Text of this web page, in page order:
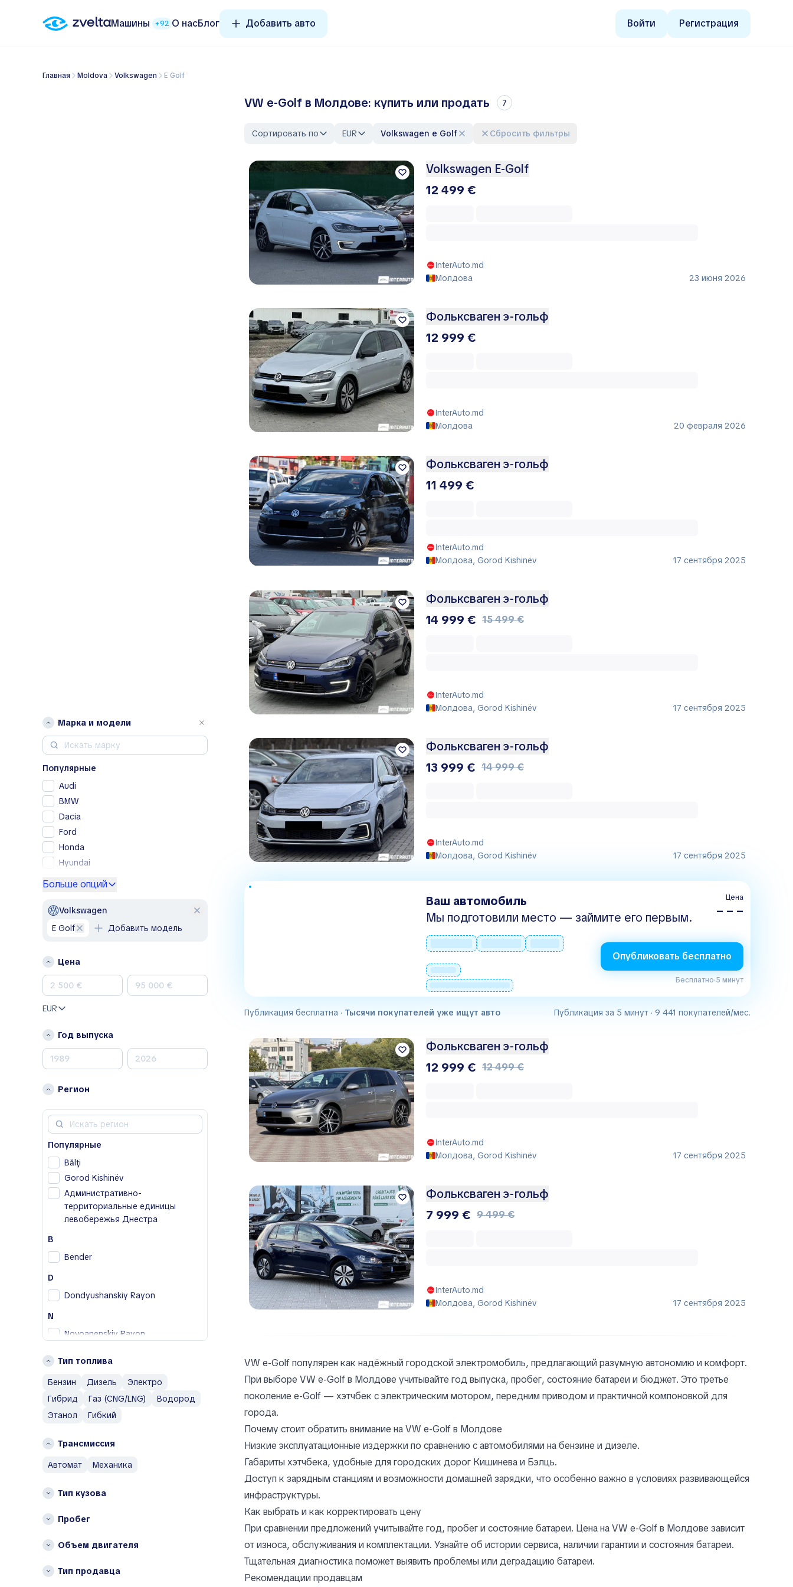
Машины +92 О насБлог Добавить авто Войти Регистрация
Главная Moldova Volkswagen e Golf
Марка и модели
Популярные
Audi
BMW
Dacia
Ford
Honda
Hyundai
Mercedes-Benz
Nissan
Renault
Volkswagen
Volvo
A
Acura
Aston Martin
Avatr
BAIC
Bentley
Bestune
Buick
C
Chery
Chrysler
Cupra
D
Daewoo
Denza
DongFeng
DS
Fiat
G
Genesis
Больше опций
Volkswagen
e Golf
Добавить модель
Цена
EUR
Год выпуска
Регион
Популярные
Bălţi
Gorod Kishinëv
Административно-
территориальные единицы
левобережья Днестра
B
Bender
D
Dondyushanskiy Rayon
N
Novoanenskiy Rayon
R
Гагаузия
Фалештский район
Я
Bessarabskiy Rayon
Călăraşi
Chimishliyskiy Rayon
Тип топлива
Бензин
Дизель
Электро
Гибрид
Газ (CNG/LNG)
Водород
Этанол
Гибкий
Трансмиссия
автомат
механика
Тип кузова
Пробег
Объем двигателя
Тип продавца
VW e-Golf в Молдове: купить или продать 7
Сортировать по EUR Volkswagen e Golf Сбросить фильтры
Volkswagen E-Golf
12 499 €
InterAuto.md
Молдова
23 июня 2026
Фольксваген э-гольф
12 999 €
InterAuto.md
Молдова
20 февраля 2026
Фольксваген э-гольф
11 499 €
InterAuto.md
Молдова, Gorod Kishinëv
17 сентября 2025
Фольксваген э-гольф
14 999 € 15 499 €
InterAuto.md
Молдова, Gorod Kishinëv
17 сентября 2025
Фольксваген э-гольф
13 999 € 14 999 €
InterAuto.md
Молдова, Gorod Kishinëv
17 сентября 2025
Ваш автомобиль
Мы подготовили место — займите его первым.
Цена
– – –
Опубликовать бесплатно
Бесплатно·5 минут
Публикация бесплатна · Тысячи покупателей уже ищут авто Публикация за 5 минут · 9 441 покупателей/мес.
Фольксваген э-гольф
12 999 € 12 499 €
InterAuto.md
Молдова, Gorod Kishinëv
17 сентября 2025
Фольксваген э-гольф
7 999 € 9 499 €
InterAuto.md
Молдова, Gorod Kishinëv
17 сентября 2025
VW e-Golf популярен как надёжный городской электромобиль, предлагающий разумную автономию и комфорт.
При выборе VW e-Golf в Молдове учитывайте год выпуска, пробег, состояние батареи и бюджет. Это третье
поколение e-Golf — хэтчбек с электрическим мотором, передним приводом и практичной компоновкой для
города.
Почему стоит обратить внимание на VW e-Golf в Молдове
Низкие эксплуатационные издержки по сравнению с автомобилями на бензине и дизеле.
Габариты хэтчбека, удобные для городских дорог Кишинева и Бэлць.
Доступ к зарядным станциям и возможности домашней зарядки, что особенно важно в условиях развивающейся
инфраструктуры.
Как выбрать и как корректировать цену
При сравнении предложений учитывайте год, пробег и состояние батареи. Цена на VW e-Golf в Молдове зависит
от износа, обслуживания и комплектации. Узнайте об истории сервиса, наличии гарантии и состояния батареи.
Тщательная диагностика поможет выявить проблемы или деградацию батареи.
Рекомендации продавцам